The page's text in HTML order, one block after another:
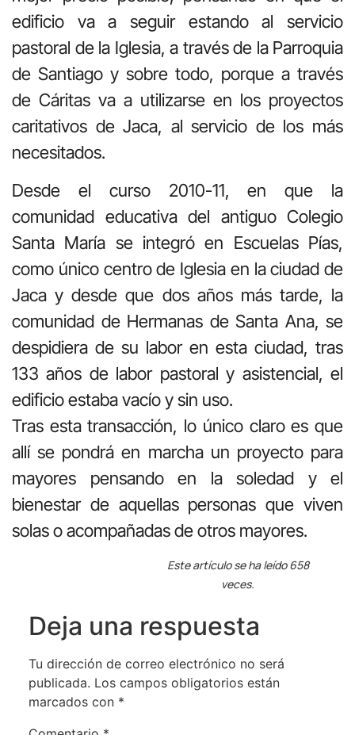
edificio va a seguir estando al servicio
pastoral de la Iglesia, a través de la Parroquia
de Santiago y sobre todo, porque a través
de Cáritas va a utilizarse en los proyectos
caritativos de Jaca, al servicio de los más
necesitados.
Desde el curso 2010-11, en que la
comunidad educativa del antiguo Colegio
Santa María se integró en Escuelas Pías,
como único centro de Iglesia en la ciudad de
Jaca y desde que dos años más tarde, la
comunidad de Hermanas de Santa Ana, se
despidiera de su labor en esta ciudad, tras
133 años de labor pastoral y asistencial, el
edificio estaba vacío y sin uso.
Tras esta transacción, lo único claro es que
allí se pondrá en marcha un proyecto para
mayores pensando en la soledad y el
bienestar de aquellas personas que viven
solas o acompañadas de otros mayores.
Este artículo se ha leído 658
veces.
Deja una respuesta
Tu dirección de correo electrónico no será
publicada. Los campos obligatorios están
marcados con *